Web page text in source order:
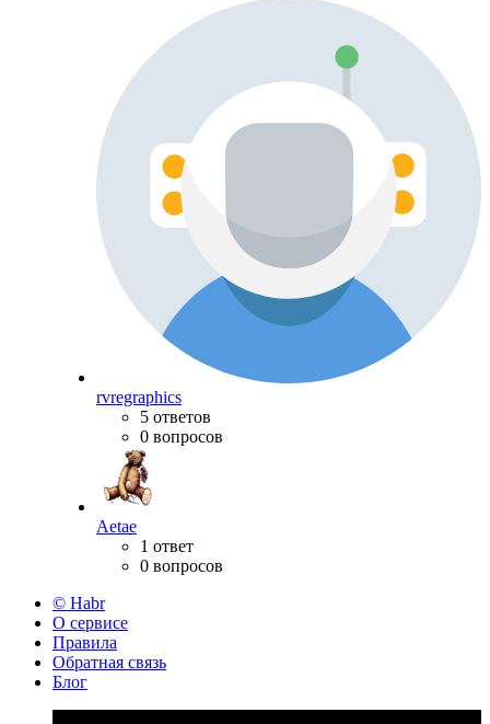
rvregraphics
5 ответов
0 вопросов
Aetae
1 ответ
0 вопросов
© Habr
О сервисе
Правила
Обратная связь
Блог